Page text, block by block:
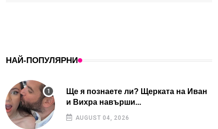
НАЙ-ПОПУЛЯРНИ
Ще я познаете ли? Щерката на Иван
и Вихра навърши...
AUGUST 04, 2026